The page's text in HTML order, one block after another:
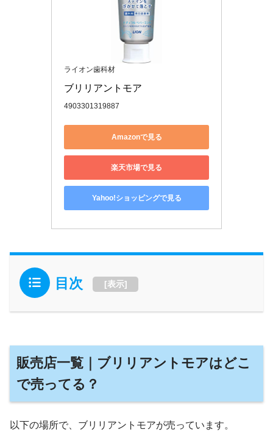
ライオン歯科材
ブリリアントモア
4903301319887
Amazonで見る
楽天市場で見る
Yahoo!ショッピングで見る
目次 [表示]
販売店一覧｜ブリリアントモアはどこ
で売ってる？
以下の場所で、ブリリアントモアが売っています。